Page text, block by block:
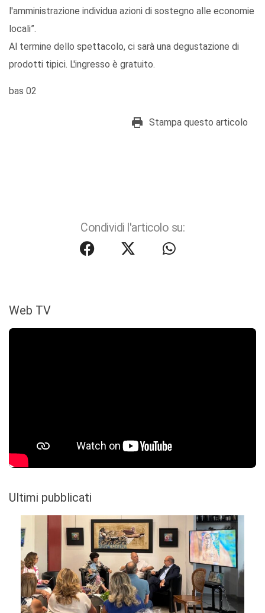
l'amministrazione individua azioni di sostegno alle economie
locali”.
Al termine dello spettacolo, ci sarà una degustazione di
prodotti tipici. L'ingresso è gratuito.
bas 02
Stampa questo articolo
Condividi l'articolo su:
Web TV
Ultimi pubblicati